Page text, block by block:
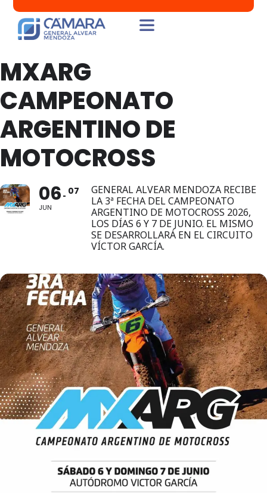
MXARG
CAMPEONATO
ARGENTINO DE
MOTOCROSS
06
JUN
07
GENERAL ALVEAR MENDOZA RECIBE
LA 3ª FECHA DEL CAMPEONATO
ARGENTINO DE MOTOCROSS 2026,
LOS DÍAS 6 Y 7 DE JUNIO. EL MISMO
SE DESARROLLARÁ EN EL CIRCUITO
VÍCTOR GARCÍA.